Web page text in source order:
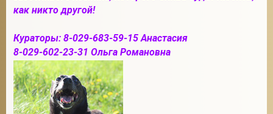
как никто другой!
Кураторы: 8-029-683-59-15 Анастасия
8-029-602-23-31 Ольга Романовна